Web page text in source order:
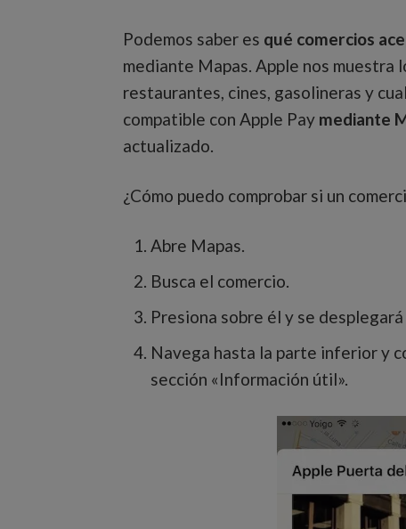
Podemos saber es qué comercios
mediante Mapas. Apple nos muestra
restaurantes, cines, gasolineras y
compatible con Apple Pay mediante
actualizado.
¿Cómo puedo comprobar si un
Abre Mapas.
Busca el comercio.
Presiona sobre él y se
Navega hasta la parte inferior y
sección «Información útil».